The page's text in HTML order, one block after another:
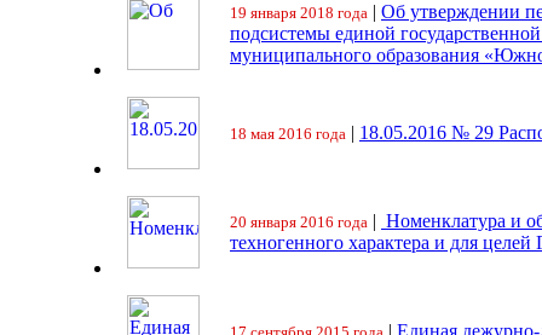
19 января 2018 года | Об утверждении
подсистемы единой
муниципального образования
18 мая 2016 года | 18.05.2016 № 29
20 января 2016 года | Номенклатура и
техногенного характера и для целей
| Единая